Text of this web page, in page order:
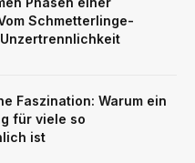
Schmetterlinge-
Faszination: Warum ein
für viele so
ist